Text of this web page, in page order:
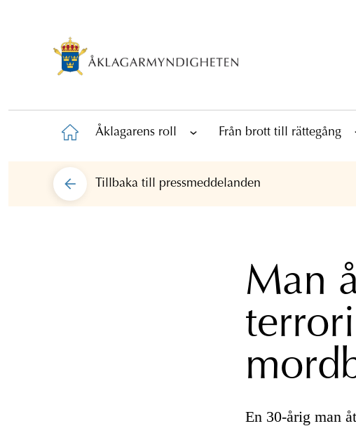
Åklagarens roll Från brott till rättegång
Tillbaka till pressmeddelanden
Man
En 30-årig man